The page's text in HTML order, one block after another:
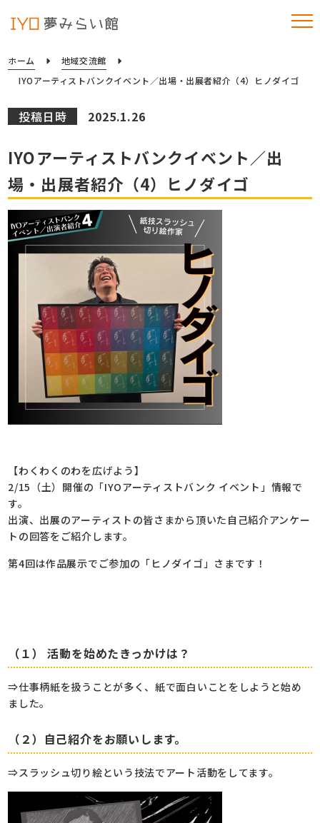
ホーム
地域交流館
IYOアーティストバンクイベント／出場・出展者紹介（4）ヒノダイゴ
投稿日時 2025.1.26
IYOアーティストバンクイベント／出
場・出展者紹介（4）ヒノダイゴ
【わくわくのわを広げよう】
2/15（土）開催の「IYOアーティストバンク イベント」情報で
す。
出演、出展のアーティストの皆さまから頂いた自己紹介アンケー
トの回答をご紹介します。
第4回は作品展示でご参加の「ヒノダイゴ」さまです！
（１） 活動を始めたきっかけは？
⇒仕事柄紙を扱うことが多く、紙で面白いことをしようと始め
ました。
（２）自己紹介をお願いします。
⇒スラッシュ切り絵という技法でアート活動をしてます。